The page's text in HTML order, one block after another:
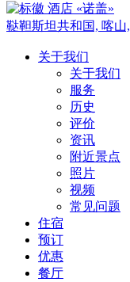
鞑靼斯坦共和国, 喀山,
关于我们
关于我们
服务
历史
评价
资讯
附近景点
照片
视频
常见问题
住宿
预订
优惠
餐厅